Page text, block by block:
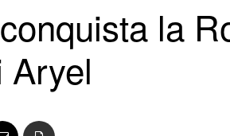
la
Aryel